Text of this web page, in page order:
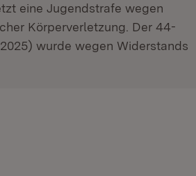
eine Jugendstrafe wegen
Körperverletzung. Der 44-
wurde wegen Widerstands